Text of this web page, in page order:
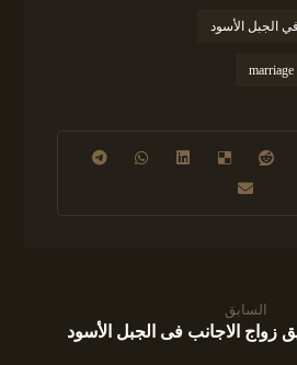
الجبل الأسود
السابق
زواج الاجانب فى الجبل الأسود